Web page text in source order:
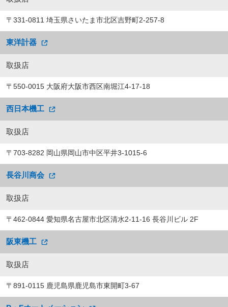
〒331-0811 埼玉県さいたま市北区吉野町2-257-8
東洋計器
取扱店
〒550-0015 大阪府大阪市西区南堀江4-17-18
西日本機工
取扱店
〒703-8282 岡山県岡山市中区平井3-1015-6
長谷川商会
取扱店
〒462-0844 愛知県名古屋市北区清水2-11-16 長谷川ビル 2F
阪東機工
取扱店
〒891-0115 鹿児島県鹿児島市東開町3-67